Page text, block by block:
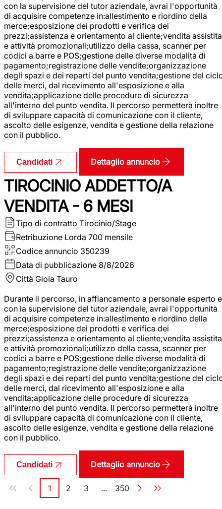
con la supervisione del tutor aziendale, avrai l'opportunità
di acquisire competenze in:allestimento e riordino della
merce;esposizione dei prodotti e verifica dei
prezzi;assistenza e orientamento al cliente;vendita assistita
e attività promozionali;utilizzo della cassa, scanner per
codici a barre e POS;gestione delle diverse modalità di
pagamento;registrazione delle vendite;organizzazione
degli spazi e dei reparti del punto vendita;gestione del
delle merci, dal ricevimento all'esposizione e alla
vendita;applicazione delle procedure di sicurezza
all'interno del punto vendita. Il percorso permetterà inoltre
di sviluppare capacità di comunicazione con il cliente,
ascolto delle esigenze, vendita e gestione della relazione
con il pubblico.
Candidati Dettaglio annuncio
TIROCINIO ADDETTO/A
VENDITA - 6 MESI
Tipo di contratto Tirocinio/Stage
Retribuzione Lorda 700 mensile
Codice annuncio 350239
Data di pubblicazione 8/8/2026
Città Gioia Tauro
Durante il percorso, in affiancamento a personale esperto e
con la supervisione del tutor aziendale, avrai l'opportunità
di acquisire competenze in:allestimento e riordino della
merce;esposizione dei prodotti e verifica dei
prezzi;assistenza e orientamento al cliente;vendita assistita
e attività promozionali;utilizzo della cassa, scanner per
codici a barre e POS;gestione delle diverse modalità di
pagamento;registrazione delle vendite;organizzazione
degli spazi e dei reparti del punto vendita;gestione del
delle merci, dal ricevimento all'esposizione e alla
vendita;applicazione delle procedure di sicurezza
all'interno del punto vendita. Il percorso permetterà inoltre
di sviluppare capacità di comunicazione con il cliente,
ascolto delle esigenze, vendita e gestione della relazione
con il pubblico.
Candidati Dettaglio annuncio
Paginazione
Pagina
1 Pagina
2 Pagina
3 ... Pagina
350